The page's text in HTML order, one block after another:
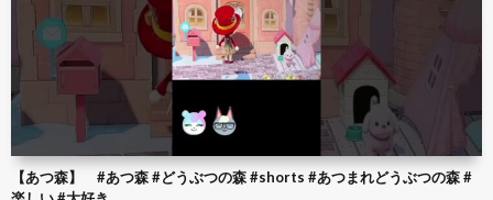
【あつ森】 #あつ森 #どうぶつの森 #shorts #あつまれどうぶつの森 #